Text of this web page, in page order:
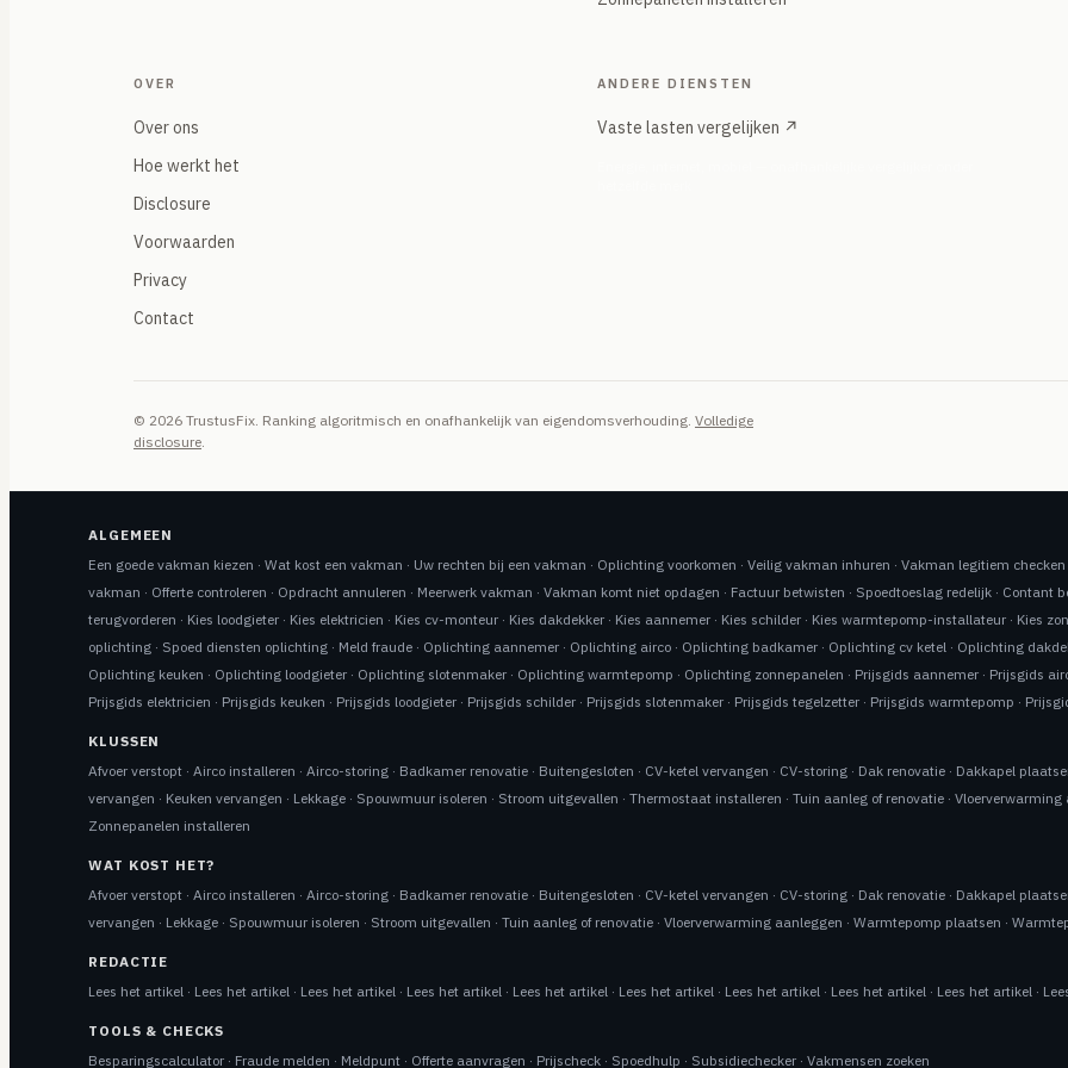
OVER
Over ons
Hoe werkt het
Disclosure
Voorwaarden
Privacy
Contact
ANDERE DIENSTEN
Vaste lasten vergelijken ↗
© 2026 TrustusFix. Ranking algoritmisch en onafhankelijk van eigendomsverhouding. Volledige
disclosure
ALGEMEEN
Een goede vakman kiezen ·Wat kost een vakman · Uw rechten bij een vakman · Oplichting voorkomen ·Veilig vakman inhuren ·Vakman legitiem checken
vakman · Offerte controleren · Opdracht annuleren · Meerwerk vakman ·Vakman komt niet opdagen · Factuur betwisten · Spoedtoeslag redelijk · Contant
terugvorderen · Kies loodgieter · Kies elektricien · Kies cv-monteur · Kies dakdekker · Kies aannemer · Kies schilder · Kies warmtepomp-installateur · Kies
oplichting · Spoed diensten oplichting · Meld fraude · Oplichting aannemer · Oplichting airco · Oplichting badkamer · Oplichting cv ketel · Oplichting
Oplichting keuken · Oplichting loodgieter · Oplichting slotenmaker · Oplichting warmtepomp · Oplichting zonnepanelen · Prijsgids aannemer · Prijsgids
Prijsgids elektricien · Prijsgids keuken · Prijsgids loodgieter · Prijsgids schilder · Prijsgids slotenmaker · Prijsgids tegelzetter · Prijsgids warmtepomp ·
KLUSSEN
Afvoer verstopt ·Airco installeren ·Airco-storing · Badkamer renovatie · Buitengesloten · CV-ketel vervangen · CV-storing · Dak renovatie · Dakkapel
vervangen · Keuken vervangen · Lekkage · Spouwmuur isoleren · Stroom uitgevallen ·Thermostaat installeren ·Tuin aanleg of renovatie ·Vloerverwarming
Zonnepanelen installeren
WAT KOST HET?
Afvoer verstopt ·Airco installeren ·Airco-storing · Badkamer renovatie · Buitengesloten · CV-ketel vervangen · CV-storing · Dak renovatie · Dakkapel
vervangen · Lekkage · Spouwmuur isoleren · Stroom uitgevallen ·Tuin aanleg of renovatie ·Vloerverwarming aanleggen ·Warmtepomp plaatsen ·
REDACTIE
Lees het artikel · Lees het artikel · Lees het artikel · Lees het artikel · Lees het artikel · Lees het artikel · Lees het artikel · Lees het artikel · Lees het artikel ·
TOOLS & CHECKS
Besparingscalculator · Fraude melden · Meldpunt · Offerte aanvragen · Prijscheck · Spoedhulp · Subsidiechecker ·Vakmensen zoeken